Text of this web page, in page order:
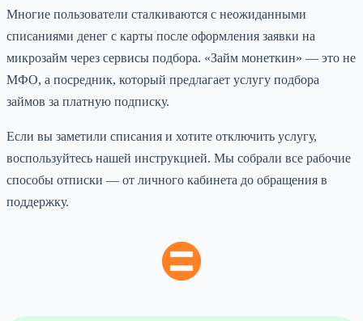
Многие пользователи сталкиваются с неожиданными
списаниями денег с карты после оформления заявки на
микрозайм через сервисы подбора. «Займ монеткин» — это не
МФО, а посредник, который предлагает услугу подбора
займов за платную подписку.
Если вы заметили списания и хотите отключить услугу,
воспользуйтесь нашей инструкцией. Мы собрали все рабочие
способы отписки — от личного кабинета до обращения в
поддержку.